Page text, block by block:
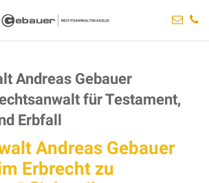
Andreas Gebauer
für Testament,
Erbfall
Andreas Gebauer
Erbrecht zu